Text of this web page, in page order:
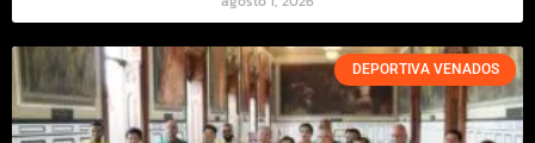
DEPORTIVA VENADOS